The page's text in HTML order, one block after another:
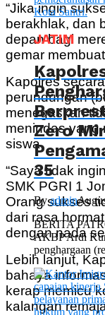
“Jika ingin
berakhlak, dan
depan bagi
gemar
Kapolres
perundungan
menegaskan
menindas yang
siswa.
“Saya tidak
SMK PGRI 1
Orang sukses
dari rasa
dengan nada
Lebih lanjut,
bahaya
kerap memicu
kalangan
JATIM
Zero
35
Byadmin
BERITA
AKBP Ardi
penghargaan